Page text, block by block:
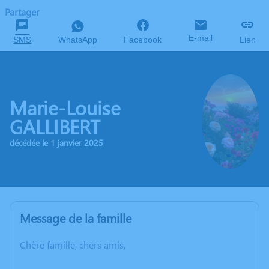
Partager
SMS WhatsApp Facebook E-mail Lien
Marie-Louise
GALLIBERT
décédée le 1 janvier 2025
Message de la famille
Chère famille, chers amis,